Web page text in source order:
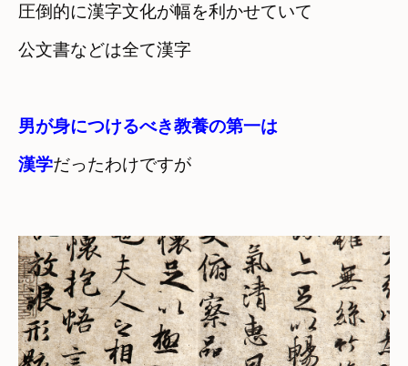
圧倒的に漢字文化が幅を利かせていて
公文書などは全て漢字
男が身につけるべき教養の第一は
漢学だったわけですが